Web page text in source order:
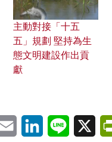
主動對接「十五
五」規劃 堅持為生
態文明建設作出貢
獻
Email LinkedInLine X